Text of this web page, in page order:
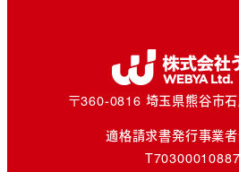
〒360-0816 埼玉県熊谷市
適格請求書発行事業